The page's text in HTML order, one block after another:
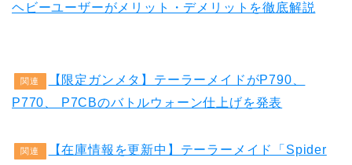
ヘビーユーザーがメリット・デメリットを徹底解説
関連
【限定ガンメタ】テーラーメイドがP790、
P770、 P7CBのバトルウォーン仕上げを発表
関連
【在庫情報を更新中】テーラーメイド「Spider